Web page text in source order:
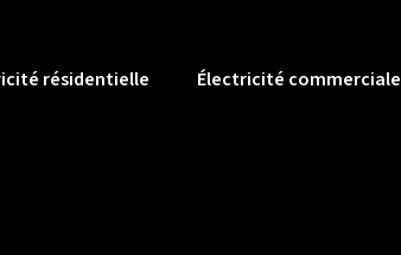
résidentielle Électricité commerciale